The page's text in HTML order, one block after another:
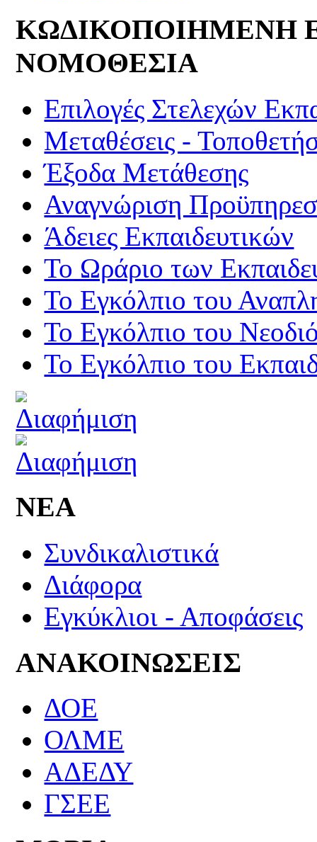
ΚΩΔΙΚΟΠΟΙΗΜΕΝΗ
ΝΟΜΟΘΕΣΙΑ
Επιλογές Στελεχών
Μεταθέσεις -
Έξοδα Μετάθεσης
Αναγνώριση
Άδειες Εκπαιδευτικών
Το Ωράριο των
Το Εγκόλπιο του
Το Εγκόλπιο του
Το Εγκόλπιο του
ΝΕΑ
Συνδικαλιστικά
Διάφορα
Εγκύκλιοι - Αποφάσεις
ΑΝΑΚΟΙΝΩΣΕΙΣ
ΔΟΕ
ΟΛΜΕ
ΑΔΕΔΥ
ΓΣΕΕ